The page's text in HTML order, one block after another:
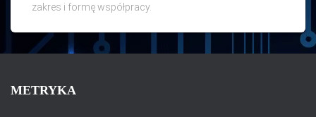
zakres i formę współpracy.
METRYKA